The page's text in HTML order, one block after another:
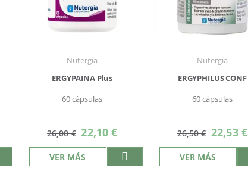
Nutergia
ERGYPAINA Plus
60 cápsulas
26,00 € Precio
especial
22,10 €
VER MÁS
Nutergia
ERGYPHILUS CONF
60 cápsulas
26,50 € Precio
especial
22,53 €
VER MÁS